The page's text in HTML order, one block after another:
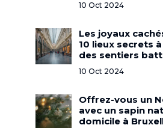
10 Oct 2024
Les joyaux
10 lieux secrets
des sentiers
10 Oct 2024
Offrez-vous un
avec un sapin
domicile à